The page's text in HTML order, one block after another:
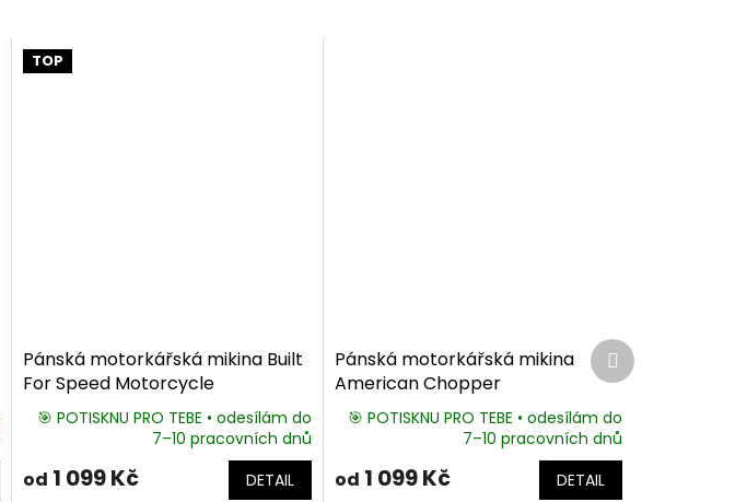
TOP
Pánská motorkářská mikina Built
For Speed Motorcycle
🎯 POTISKNU PRO TEBE • odesílám do
7–10 pracovních dnů
od 1 099 Kč DETAIL
Pánská motorkářská mikina
American Chopper
🎯 POTISKNU PRO TEBE • odesílám do
7–10 pracovních dnů
od 1 099 Kč DETAIL
Další
produkt